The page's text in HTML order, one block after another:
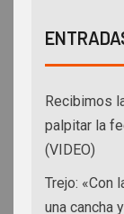
Recibimos
palpitar la
(VIDEO)
Trejo: «Con
una cancha